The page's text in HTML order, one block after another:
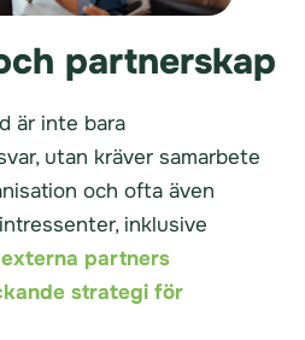
partnerskap
är inte bara
utan kräver samarbete
och ofta även
inklusive
externa partners
strategi för